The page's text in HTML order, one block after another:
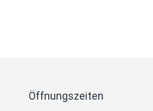
Öffnungszeiten